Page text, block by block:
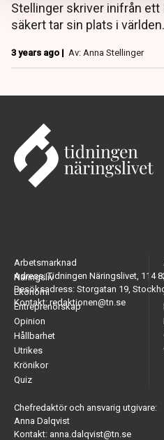
Stellinger skriver inifrån
säkert tar sin plats i världen.
3 years ago | Av: Anna Stellinger
Adress: Tidningen Näringslivet, 114
Besöksadress: Storgatan 19,
Kontakt: redaktionen@tn.se
Arbetsmarknad
Näringsliv
Ekonomi
Entreprenörskap
Opinion
Hållbarhet
Utrikes
Krönikor
Quiz
Chefredaktör och ansvarig utgivare:
Anna Dalqvist
Kontakt: anna.dalqvist@tn.se